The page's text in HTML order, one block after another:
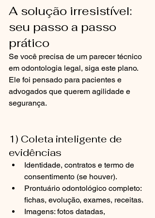
A solução irresistível:
seu passo a passo
prático
Se você precisa de um parecer técnico
em odontologia legal, siga este plano.
Ele foi pensado para pacientes e
advogados que querem agilidade e
segurança.
1) Coleta inteligente de
evidências
Identidade, contratos e termo de
consentimento (se houver).
Prontuário odontológico completo:
fichas, evolução, exames, receitas.
Imagens: fotos datadas,